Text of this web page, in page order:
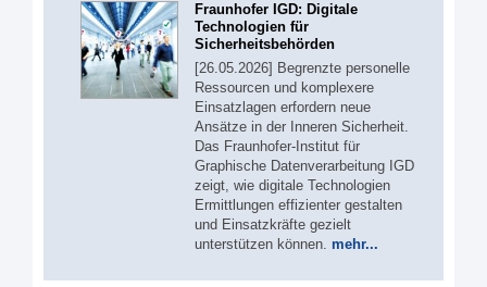
Fraunhofer IGD: Digitale
Technologien für
Sicherheitsbehörden
[26.05.2026] Begrenzte personelle
Ressourcen und komplexere
Einsatzlagen erfordern neue
Ansätze in der Inneren Sicherheit.
Das Fraunhofer-Institut für
Graphische Datenverarbeitung IGD
zeigt, wie digitale Technologien
Ermittlungen effizienter gestalten
und Einsatzkräfte gezielt
unterstützen können. mehr...